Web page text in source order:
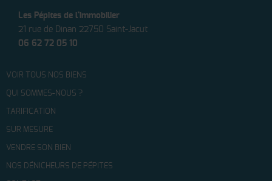
Les Pépites de l'immobilier
21 rue de Dinan 22750 Saint-Jacut
06 62 72 05 10
VOIR TOUS NOS BIENS
QUI SOMMES-NOUS ?
TARIFICATION
SUR MESURE
VENDRE SON BIEN
NOS DÉNICHEURS DE PÉPITES